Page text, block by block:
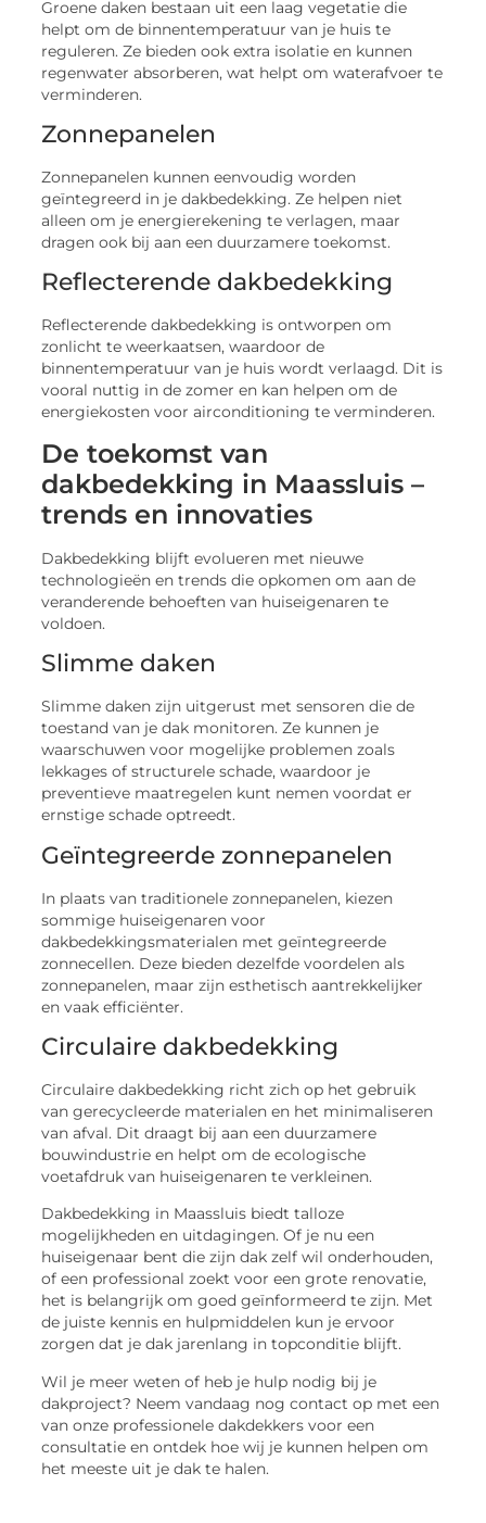
Groene daken bestaan uit een laag vegetatie die
helpt om de binnentemperatuur van je huis te
reguleren. Ze bieden ook extra isolatie en kunnen
regenwater absorberen, wat helpt om waterafvoer te
verminderen.
Zonnepanelen
Zonnepanelen kunnen eenvoudig worden
geïntegreerd in je dakbedekking. Ze helpen niet
alleen om je energierekening te verlagen, maar
dragen ook bij aan een duurzamere toekomst.
Reflecterende dakbedekking
Reflecterende dakbedekking is ontworpen om
zonlicht te weerkaatsen, waardoor de
binnentemperatuur van je huis wordt verlaagd. Dit is
vooral nuttig in de zomer en kan helpen om de
energiekosten voor airconditioning te verminderen.
De toekomst van
dakbedekking in Maassluis –
trends en innovaties
Dakbedekking blijft evolueren met nieuwe
technologieën en trends die opkomen om aan de
veranderende behoeften van huiseigenaren te
voldoen.
Slimme daken
Slimme daken zijn uitgerust met sensoren die de
toestand van je dak monitoren. Ze kunnen je
waarschuwen voor mogelijke problemen zoals
lekkages of structurele schade, waardoor je
preventieve maatregelen kunt nemen voordat er
ernstige schade optreedt.
Geïntegreerde zonnepanelen
In plaats van traditionele zonnepanelen, kiezen
sommige huiseigenaren voor
dakbedekkingsmaterialen met geïntegreerde
zonnecellen. Deze bieden dezelfde voordelen als
zonnepanelen, maar zijn esthetisch aantrekkelijker
en vaak efficiënter.
Circulaire dakbedekking
Circulaire dakbedekking richt zich op het gebruik
van gerecycleerde materialen en het minimaliseren
van afval. Dit draagt bij aan een duurzamere
bouwindustrie en helpt om de ecologische
voetafdruk van huiseigenaren te verkleinen.
Dakbedekking in Maassluis biedt talloze
mogelijkheden en uitdagingen. Of je nu een
huiseigenaar bent die zijn dak zelf wil onderhouden,
of een professional zoekt voor een grote renovatie,
het is belangrijk om goed geïnformeerd te zijn. Met
de juiste kennis en hulpmiddelen kun je ervoor
zorgen dat je dak jarenlang in topconditie blijft.
Wil je meer weten of heb je hulp nodig bij je
dakproject? Neem vandaag nog contact op met een
van onze professionele dakdekkers voor een
consultatie en ontdek hoe wij je kunnen helpen om
het meeste uit je dak te halen.